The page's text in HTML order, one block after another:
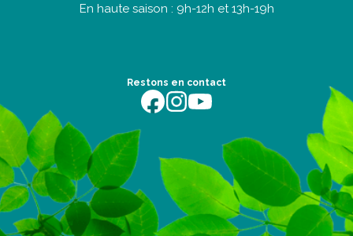
En haute saison : 9h-12h et 13h-19h
Restons en contact
https://fr-fr.facebook.com/terredentente/
https://www.instagram.com/
https://youtu.be/